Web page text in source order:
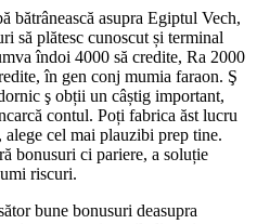
bătrânească asupra Egiptul Vech,
să plătesc cunoscut și terminal
îndoi 4000 să credite, Ra 2000
în gen conj mumia faraon. Ş
ş obții un câștig important,
contul. Poți fabrica ăst lucru
cel mai plauzibi prep tine.
bonusuri ci pariere, a soluție
riscuri.
bune bonusuri deasupra